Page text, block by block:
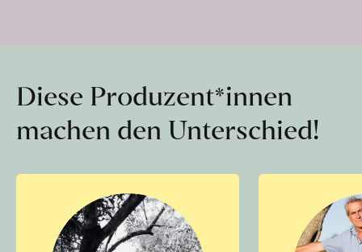
Diese Produzent*innen
machen den Unterschied!